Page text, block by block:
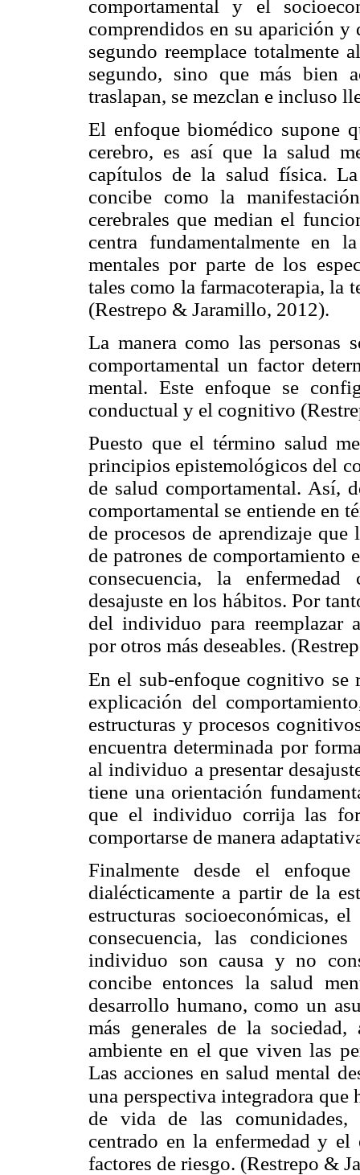
comportamental y el
comprendidos en su aparición y
segundo reemplace totalmente
segundo, sino que más bien
traslapan, se mezclan e incluso
El enfoque biomédico supone
cerebro, es así que la salud
capítulos de la salud física.
concibe como la
cerebrales que median el
centra fundamentalmente en
mentales por parte de los
tales como la farmacoterapia, la
(Restrepo & Jaramillo, 2012).
La manera como las personas
comportamental un factor
mental. Este enfoque se
conductual y el cognitivo
Puesto que el término salud
principios epistemológicos del
de salud comportamental. Así,
comportamental se entiende en
de procesos de aprendizaje
de patrones de comportamiento
consecuencia, la enfermedad
desajuste en los hábitos. Por
del individuo para reemplazar
por otros más deseables.
En el sub-enfoque cognitivo se
explicación del
estructuras y procesos
encuentra determinada por
al individuo a presentar
tiene una orientación
que el individuo corrija las
comportarse de manera
Finalmente desde el
dialécticamente a partir de la
estructuras socioeconómicas,
consecuencia, las
individuo son causa y no
concibe entonces la salud
desarrollo humano, como un
más generales de la
ambiente en el que viven las
Las acciones en salud mental
una perspectiva integradora
de vida de las comunidades,
centrado en la enfermedad y
factores de riesgo. (Restrepo &